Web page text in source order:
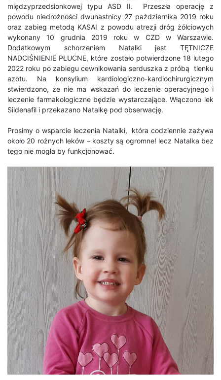
międzyprzedsionkowej typu ASD II. Przeszła operację z
powodu niedrożności dwunastnicy 27 października 2019 roku
oraz zabieg metodą KASAI z powodu atrezji dróg żółciowych
wykonany 10 grudnia 2019 roku w CZD w Warszawie.
Dodatkowym schorzeniem Natalki jest TĘTNICZE
NADCIŚNIENIE PŁUCNE, które zostało potwierdzone 18 lutego
2022 roku po zabiegu cewnikowania serduszka z próbą tlenku
azotu. Na konsylium kardiologiczno-kardiochirurgicznym
stwierdzono, że nie ma wskazań do leczenie operacyjnego i
leczenie farmakologiczne będzie wystarczające. Włączono lek
Sildenafil i przekazano Natalkę pod obserwację.
Prosimy o wsparcie leczenia Natalki, która codziennie zażywa
około 20 rożnych leków – koszty są ogromne! lecz Natalka bez
tego nie mogła by funkcjonować.